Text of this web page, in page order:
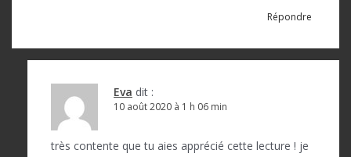
Répondre
Eva dit :
10 août 2020 à 1 h 06 min
très contente que tu aies apprécié cette lecture ! je